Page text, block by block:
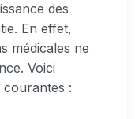
des
En effet,
médicales ne
Voici
courantes :